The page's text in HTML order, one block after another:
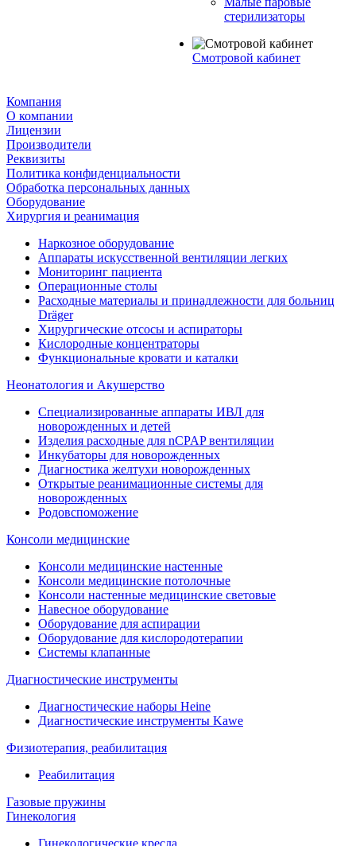
стерилизаторы
Смотровой кабинет
Компания
О компании
Лицензии
Производители
Реквизиты
Политика конфиденциальности
Обработка персональных данных
Оборудование
Хирургия и реанимация
Наркозное оборудование
Аппараты искусственной вентиляции легких
Мониторинг пациента
Операционные столы
Расходные материалы и принадлежности для больниц
Dräger
Хирургические отсосы и аспираторы
Кислородные концентраторы
Функциональные кровати и каталки
Неонатология и Акушерство
Специализированные аппараты ИВЛ для
новорожденных и детей
Изделия расходные для nCPAP вентиляции
Инкубаторы для новорожденных
Диагностика желтухи новорожденных
Открытые реанимационные системы для
новорожденных
Родовспоможение
Консоли медицинские
Консоли медицинские настенные
Консоли медицинские потолочные
Консоли настенные медицинские световые
Навесное оборудование
Оборудование для аспирации
Оборудование для кислородотерапии
Системы клапанные
Диагностические инструменты
Диагностические наборы Heine
Диагностические инструменты Kawe
Физиотерапия, реабилитация
Реабилитация
Газовые пружины
Гинекология
Гинекологические кресла